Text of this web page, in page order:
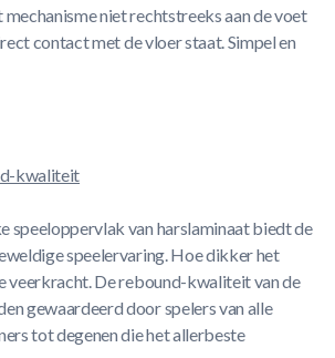
niet rechtstreeks aan de voet
contact met de vloer staat. Simpel en
kwaliteit
speeloppervlak van harslaminaat biedt de
speelervaring. Hoe dikker het
veerkracht. De rebound-kwaliteit van de
gewaardeerd door spelers van alle
tot degenen die het allerbeste